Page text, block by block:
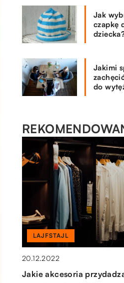
Jak
czapkę
Jakimi
do
PIENIĄDZE I BIZNES
22.04.2022
Na co należy zwrócić
LAJFSTAJL
20.12.2022
Jakie akcesoria
DOM I OTOCZENIE